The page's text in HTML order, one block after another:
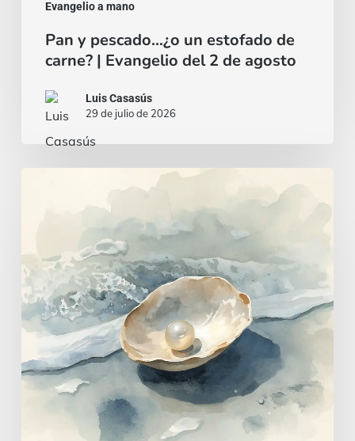
Evangelio a mano
agosto
Pan y pescado…¿o un estofado de
carne? | Evangelio del 2 de agosto
Luis Casasús
29 de julio de 2026
inteligente
|
Evangelio
del
26